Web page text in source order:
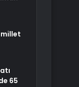
millet
65